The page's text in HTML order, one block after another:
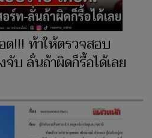
!!! ท้าให้ตรวจสอบ
บ ลั่นถ้าผิดก็รื้อได้เลย